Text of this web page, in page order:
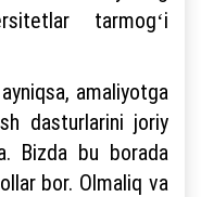
tarmogʻi
amaliyotga
dasturlarini joriy
Bizda bu borada
bor. Olmaliq va